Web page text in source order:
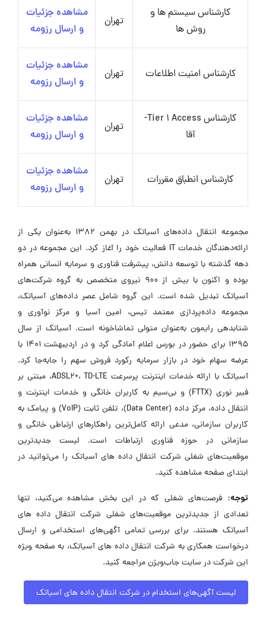
کارشناس سیستم ها و
روش ها
تهران
مشاهده جزئیات
و ارسال رزومه
کارشناس امنیت اطلاعات تهران
مشاهده جزئیات
و ارسال رزومه
کارشناس Tier 1 Access-
آقا
تهران
مشاهده جزئیات
و ارسال رزومه
کارشناس انطباق مقررات تهران
مشاهده جزئیات
و ارسال رزومه
مجموعه انتقال داده‌های آسیاتک در بهمن 1382 به‌عنوان یکی از
ارائه‌دهندگان خدمات IT فعالیت خود را آغاز کرد. این مجموعه در دو
دهه گذشته با توسعه دانش، پیشرفت فناوری و سرمایه انسانی همراه
بوده و اکنون با بیش از 900 نیروی متخصص به گروه شرکت‌های
آسیاتک تبدیل شده است. این گروه شامل عصر داده‌های آسیاتک،
مجموعه داده‌پردازی معتمد تیس، امین آسیا و مرکز نوآوری و
شتابدهی رایمون به‌عنوان متولی تماشاخونه است. آسیاتک از سال
1395 برای حضور در بورس اعلام آمادگی کرد و در اردیبهشت 1401 با
عرضه سهام خود در بازار سرمایه رکورد فروش سهم را جابه‌جا کرد.
آسیاتک با ارائه خدمات اینترنت پرسرعت ADSL2+، TD-LTE، مبتنی بر
فیبر نوری (FTTX) و بی‌سیم به کاربران خانگی و خدمات اینترنت و
انتقال داده، مرکز داده (Data Center)، تلفن ثابت (VoIP) و پیامک به
کاربران سازمانی، مدعی ارائه کامل‌ترین راهکارهای ارتباطی خانگی و
سازمانی در حوزه فناوری ارتباطات است. لیست جدیدترین
موقعیت‌های شغلی شرکت انتقال داده های آسیاتک را می‌توانید در
ابتدای صفحه مشاهده کنید.
توجه: فرصت‌های شغلی که در این بخش مشاهده می‌کنید، تنها
تعدادی از جدیدترین موقعیت‌های شغلی شرکت انتقال داده های
آسیاتک هستند. برای بررسی تمامی آگهی‌های استخدامی و ارسال
درخواست همکاری به شرکت انتقال داده های آسیاتک، به صفحه ویژه
این شرکت در سایت جاب‌ویژن مراجعه کنید.
لیست آگهی‌های استخدام در شرکت انتقال داده های آسیاتک